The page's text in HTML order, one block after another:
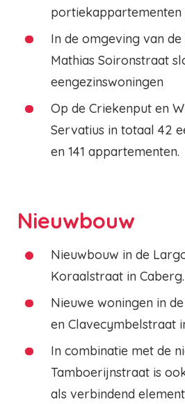
In de omgeving van
Mathias Soironstraat
eengezinswoningen
Op de Criekenput en
Servatius in totaal 42
en 141 appartementen.
Nieuwbouw
Nieuwbouw in de
Koraalstraat in Caberg.
Nieuwe woningen in
en Clavecymbelstraat
In combinatie met de
Tamboerijnstraat is
als verbindend